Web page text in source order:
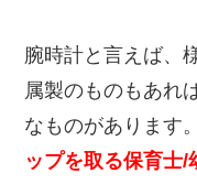
腕時計と言えば、
属製のものもあれ
なものがあります
ップを取る保育士/